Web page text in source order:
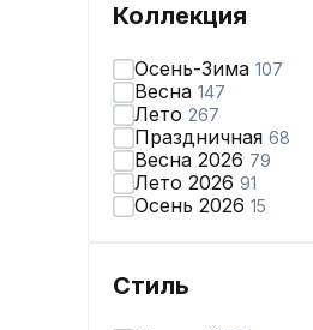
Коллекция
Осень-Зима 107
Весна 147
Лето 267
Праздничная 68
Весна 2026 79
Лето 2026 91
Осень 2026 15
Стиль